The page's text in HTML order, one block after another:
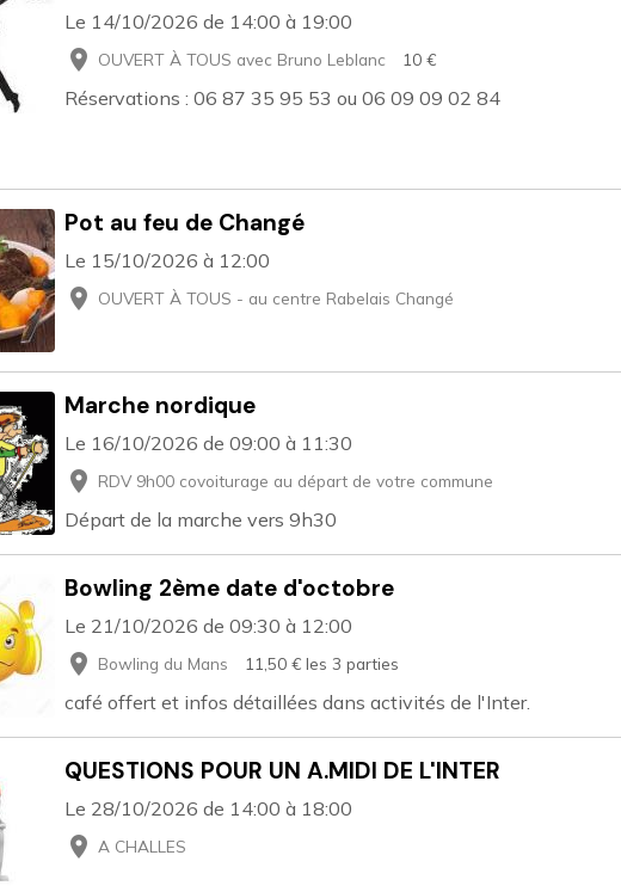
Le 14/10/2026 de 14:00 à 19:00
OUVERT À TOUS avec Bruno Leblanc 10 €
Réservations : 06 87 35 95 53 ou 06 09 09 02 84
Pot au feu de Changé
Le 15/10/2026 à 12:00
OUVERT À TOUS - au centre Rabelais Changé
Marche nordique
Le 16/10/2026 de 09:00 à 11:30
RDV 9h00 covoiturage au départ de votre commune
Départ de la marche vers 9h30
Bowling 2ème date d'octobre
Le 21/10/2026 de 09:30 à 12:00
Bowling du Mans 11,50 € les 3 parties
café offert et infos détaillées dans activités de l'Inter.
QUESTIONS POUR UN A.MIDI DE L'INTER
Le 28/10/2026 de 14:00 à 18:00
A CHALLES